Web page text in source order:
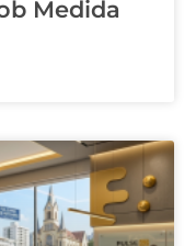
Medida